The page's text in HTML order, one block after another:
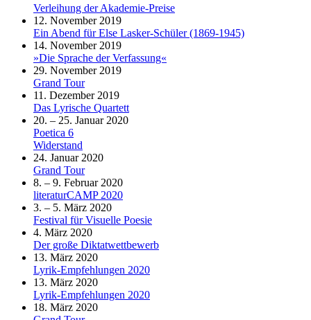
Verleihung der Akademie-Preise
12. November 2019
Ein Abend für Else Lasker-Schüler (1869-1945)
14. November 2019
»Die Sprache der Verfassung«
29. November 2019
Grand Tour
11. Dezember 2019
Das Lyrische Quartett
20. – 25. Januar 2020
Poetica 6
Widerstand
24. Januar 2020
Grand Tour
8. – 9. Februar 2020
literaturCAMP 2020
3. – 5. März 2020
Festival für Visuelle Poesie
4. März 2020
Der große Diktatwettbewerb
13. März 2020
Lyrik-Empfehlungen 2020
13. März 2020
Lyrik-Empfehlungen 2020
18. März 2020